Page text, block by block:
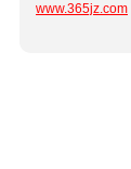
www.365jz.com